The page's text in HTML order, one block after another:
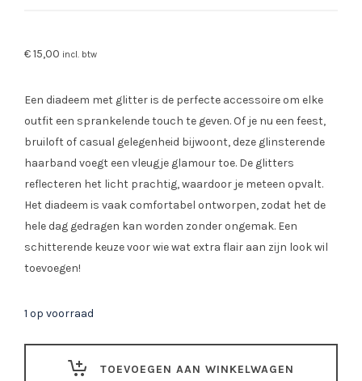
€15,00 incl. btw
Een diadeem met glitter is de perfecte accessoire om elke
outfit een sprankelende touch te geven. Of je nu een feest,
bruiloft of casual gelegenheid bijwoont, deze glinsterende
haarband voegt een vleugje glamour toe. De glitters
reflecteren het licht prachtig, waardoor je meteen opvalt.
Het diadeem is vaak comfortabel ontworpen, zodat het de
hele dag gedragen kan worden zonder ongemak. Een
schitterende keuze voor wie wat extra flair aan zijn look wil
toevoegen!
1 op voorraad
TOEVOEGEN AAN WINKELWAGEN